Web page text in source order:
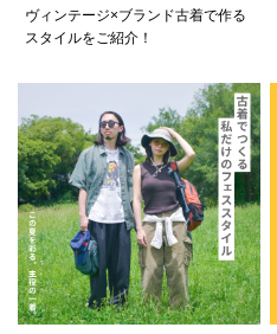
ヴィンテージ×ブランド古着で作る
スタイルをご紹介！